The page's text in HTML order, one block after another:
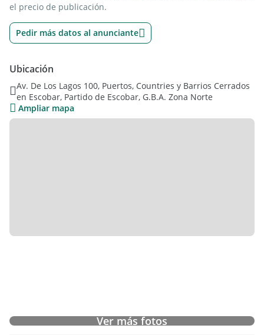
el precio de publicación.
Pedir más datos al anunciante
Ubicación
Av. De Los Lagos 100, Puertos, Countries y Barrios Cerrados
en Escobar, Partido de Escobar, G.B.A. Zona Norte
Ampliar mapa
Ver más fotos